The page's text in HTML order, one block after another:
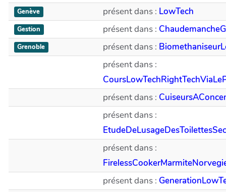
Genève présent dans : LowTech
Gestion présent dans :
Grenoble présent dans :
présent dans :
présent dans :
présent dans :
présent dans :
présent dans :